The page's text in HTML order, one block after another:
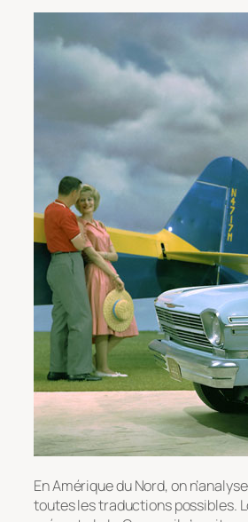
En Amérique du Nord, on
toutes les traductions possibles.